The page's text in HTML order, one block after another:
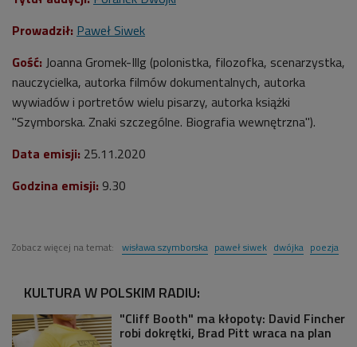
Prowadził: Paweł Siwek
Gość: Joanna Gromek-Illg (polonistka, filozofka, scenarzystka,
nauczycielka, autorka filmów dokumentalnych, autorka
wywiadów i portretów wielu pisarzy, autorka książki
"Szymborska. Znaki szczególne. Biografia wewnętrzna").
Data emisji: 25.11.2020
Godzina emisji: 9.30
Zobacz więcej na temat: wisława szymborska paweł siwek dwójka poezja
KULTURA W POLSKIM RADIU:
"Cliff Booth" ma kłopoty: David Fincher
robi dokrętki, Brad Pitt wraca na plan